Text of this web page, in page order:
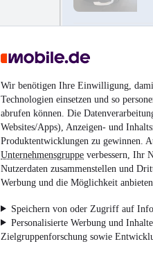
Wir benötigen Ihre Einwilligung,
Technologien einsetzen und so
abrufen können. Die
Websites/Apps), Anzeigen- und
Produktentwicklungen zu gewinnen.
Unternehmensgruppe verbessern, Ihr
Nutzerdaten zusammenstellen und
Werbung und die Möglichkeit
Speichern von oder Zugriff auf
Personalisierte Werbung und
Zielgruppenforschung sowie